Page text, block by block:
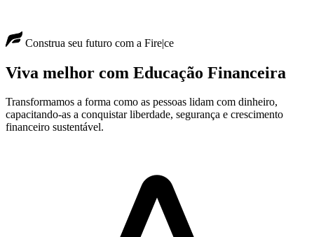
Construa seu futuro com a Fire|ce
Viva melhor com Educação Financeira
Transformamos a forma como as pessoas lidam com dinheiro,
capacitando-as a conquistar liberdade, segurança e crescimento
financeiro sustentável.